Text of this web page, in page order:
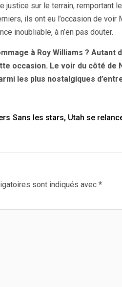
justice sur le terrain, remportant
ils ont eu l’occasion de voir
inoubliable, à n’en pas douter.
à Roy Williams ? Autant
occasion. Le voir du côté de
les plus nostalgiques
Sans les stars, Utah se
sont indiqués avec *